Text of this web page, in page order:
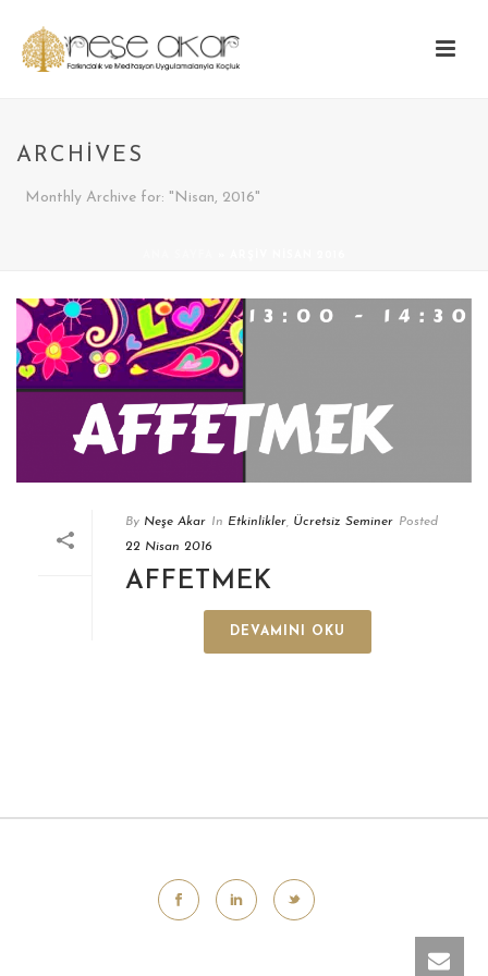
ARCHIVES
Monthly Archive for: "Nisan, 2016"
By Neşe Akar In Etkinlikler Ücretsiz Seminer Posted
22 Nisan 2016
AFFETMEK
DEVAMINI OKU